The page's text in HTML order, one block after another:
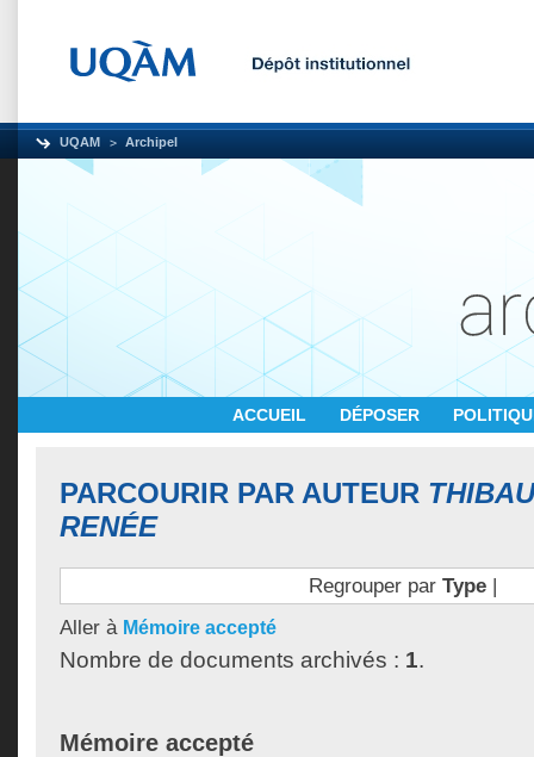
UQAM Archipel
ACCUEIL DÉPOSER
PARCOURIR PAR AUTEUR
RENÉE
Regrouper par Type|
Aller à Mémoire accepté
Nombre de documents archivés : 1.
Mémoire accepté